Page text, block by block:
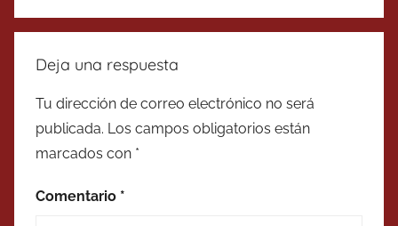
Deja una respuesta
Tu dirección de correo electrónico no será
publicada. Los campos obligatorios están
marcados con *
Comentario *